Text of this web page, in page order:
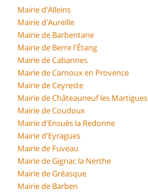
Mairie d'Alleins
Mairie d'Aureille
Mairie de Barbentane
Mairie de Berre l'Étang
Mairie de Cabannes
Mairie de Carnoux en Provence
Mairie de Ceyreste
Mairie de Châteauneuf les Martigues
Mairie de Coudoux
Mairie d'Ensuès la Redonne
Mairie d'Eyragues
Mairie de Fuveau
Mairie de Gignac la Nerthe
Mairie de Gréasque
Mairie de Barben